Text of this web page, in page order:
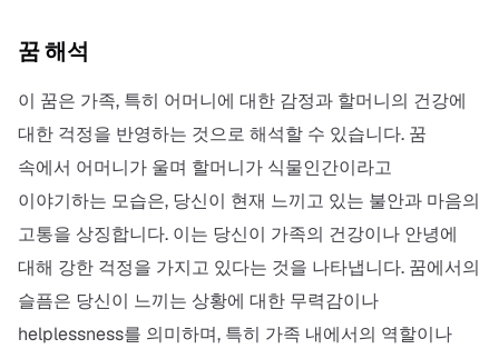
꿈 해석
이 꿈은 가족, 특히 어머니에 대한 감정과 할머니의 건강에
대한 걱정을 반영하는 것으로 해석할 수 있습니다. 꿈
속에서 어머니가 울며 할머니가 식물인간이라고
이야기하는 모습은, 당신이 현재 느끼고 있는 불안과 마음의
고통을 상징합니다. 이는 당신이 가족의 건강이나 안녕에
대해 강한 걱정을 가지고 있다는 것을 나타냅니다. 꿈에서의
슬픔은 당신이 느끼는 상황에 대한 무력감이나
helplessness를 의미하며, 특히 가족 내에서의 역할이나